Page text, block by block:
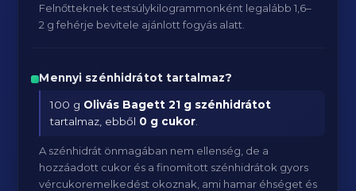
Felnőtteknek testsúlykilogrammonként legalább 1,6–
2 g fehérje bevitele ajánlott fogyás alatt.
Mennyi szénhidrátot tartalmaz?
100 g Olivás Bagett 21 g szénhidrátot
tartalmaz, ebből 0 g cukor
A szénhidrát önmagában nem ellenség, de a
hozzáadott cukor és a finomított szénhidrátok gyors
vércukoremelkedést okoznak, ami hamar éhséget és